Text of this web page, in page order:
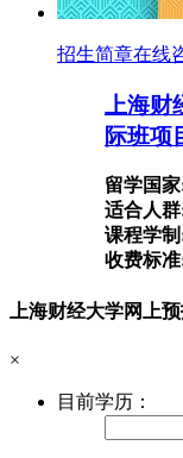
招生简章在线
上海财
际班项
留学国
适合人
课程学
收费标
上海财经大学网上
×
目前学历：